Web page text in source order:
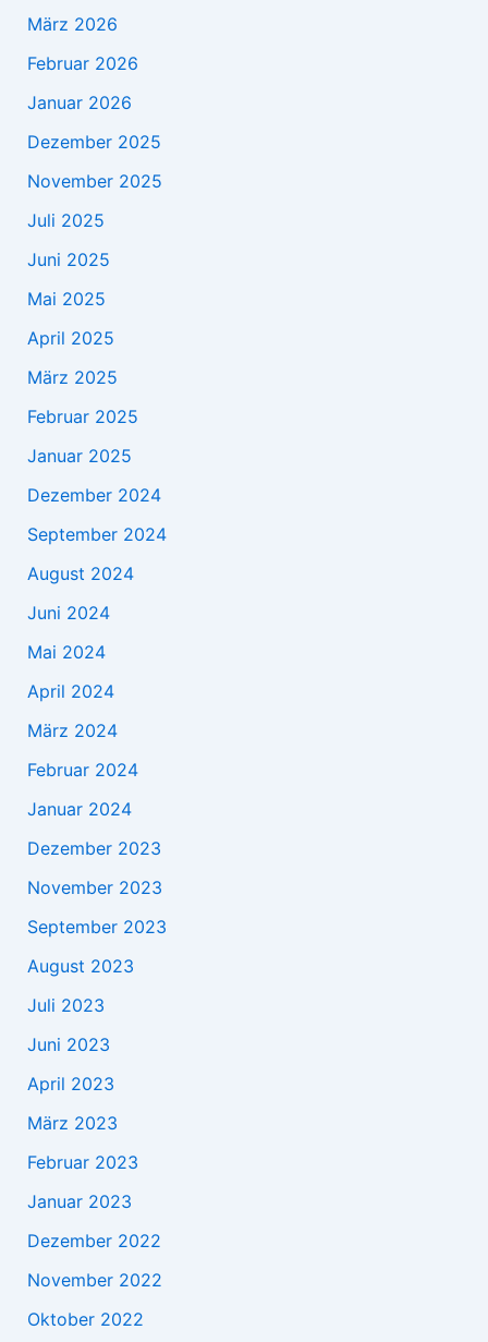
März 2026
Februar 2026
Januar 2026
Dezember 2025
November 2025
Juli 2025
Juni 2025
Mai 2025
April 2025
März 2025
Februar 2025
Januar 2025
Dezember 2024
September 2024
August 2024
Juni 2024
Mai 2024
April 2024
März 2024
Februar 2024
Januar 2024
Dezember 2023
November 2023
September 2023
August 2023
Juli 2023
Juni 2023
April 2023
März 2023
Februar 2023
Januar 2023
Dezember 2022
November 2022
Oktober 2022